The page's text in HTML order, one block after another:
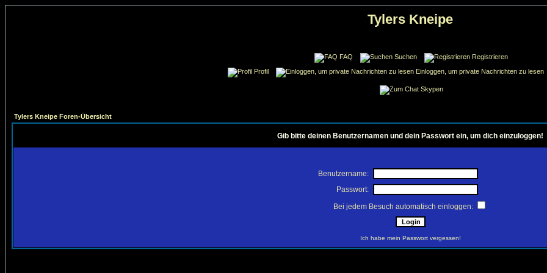
Tylers Kneipe
FAQ Suchen
Registrieren
Profil
Einloggen, um private Nachrichten zu lesen
Skypen
Tylers Kneipe Foren-Übersicht
Gib bitte deinen Benutzernamen und dein Passwort ein, um dich einzuloggen!
Benutzername:
Passwort:
Bei jedem Besuch automatisch einloggen:
Ich habe mein Passwort vergessen!